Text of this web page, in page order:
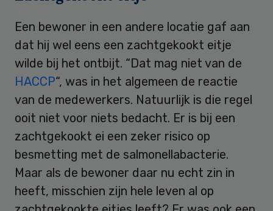
Een bewoner in een andere locatie gaf aan
dat hij wel eens een zachtgekookt eitje
wilde bij het ontbijt. “Dat mag niet van de
HACCP“, was in het algemeen de reactie
van de medewerkers. Natuurlijk is die regel
ooit niet voor niets bedacht. Er is bij een
zachtgekookt ei een zeker risico op
besmetting met de salmonellabacterie.
Maar als de bewoner daar nu echt zin in
heeft, misschien zijn hele leven al op